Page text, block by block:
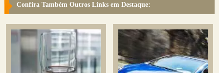
Confira Também Outros Links em Destaque: